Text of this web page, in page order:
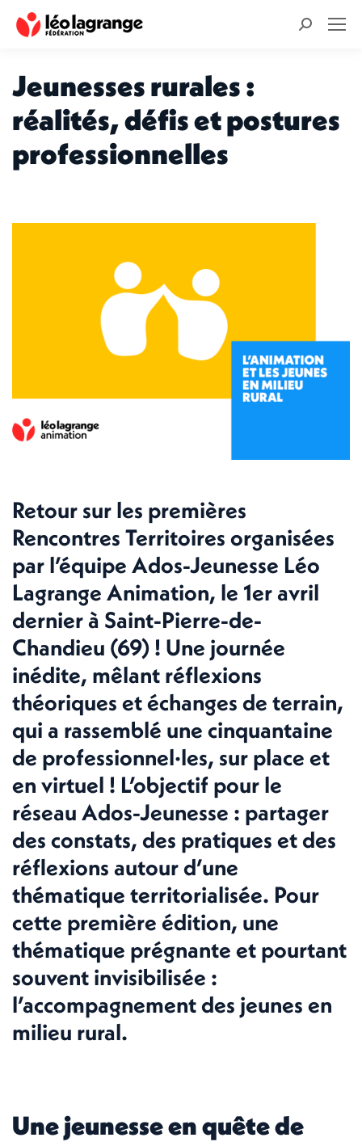
Recherche
Jeunesses rurales :
réalités, défis et postures
professionnelles
Retour sur les premières
Rencontres Territoires organisées
par l’équipe Ados-Jeunesse Léo
Lagrange Animation, le 1er avril
dernier à Saint-Pierre-de-
Chandieu (69) ! Une journée
inédite, mêlant réflexions
théoriques et échanges de terrain,
qui a rassemblé une cinquantaine
de professionnel·les, sur place et
en virtuel ! L’objectif pour le
réseau Ados-Jeunesse : partager
des constats, des pratiques et des
réflexions autour d’une
thématique territorialisée. Pour
cette première édition, une
thématique prégnante et pourtant
souvent invisibilisée :
l’accompagnement des jeunes en
milieu rural.
Une jeunesse en quête de